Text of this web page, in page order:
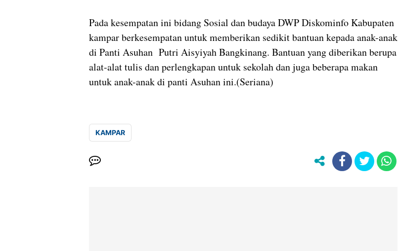
Pada kesempatan ini bidang Sosial dan budaya DWP Diskominfo Kabupaten
kampar berkesempatan untuk memberikan sedikit bantuan kepada anak-anak
di Panti Asuhan Putri Aisyiyah Bangkinang. Bantuan yang diberikan berupa
alat-alat tulis dan perlengkapan untuk sekolah dan juga beberapa makan
untuk anak-anak di panti Asuhan ini.(Seriana)
KAMPAR